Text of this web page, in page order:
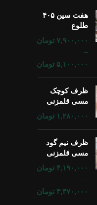
هفت سین ۴۰۵
طلوع
۷,۹۰۰,۰۰۰ تومان
–
۵,۱۰۰,۰۰۰ تومان
ظرف کوچک
مسی قلمزنی
۱,۲۸۰,۰۰۰ تومان
ظرف نیم گود
مسی قلمزنی
۴,۱۹۰,۰۰۰ تومان
–
۳,۴۷۰,۰۰۰ تومان